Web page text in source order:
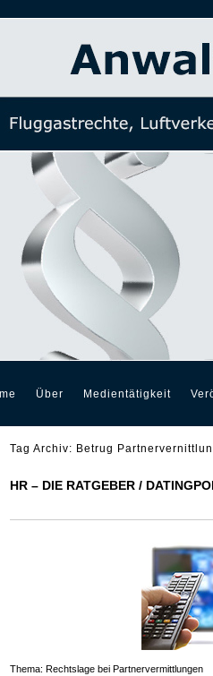
Über Medientätigkeit
Tag Archiv: Betrug
HR – DIE RATGEBER /
Thema: Rechtslage bei Partnervermittlungen